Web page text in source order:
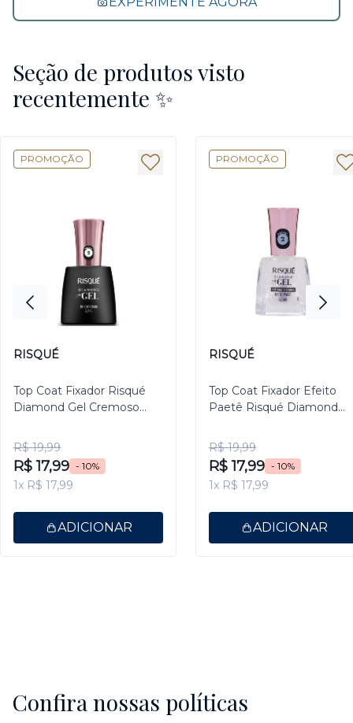
Seção de produtos visto
recentemente ✨
PROMOÇÃO
RISQUÉ
Top Coat Fixador Risqué
Diamond Gel Cremoso
R$ 19,99
R$ 17,99 - 10%
1x R$ 17,99
ADICIONAR
PROMOÇÃO
RISQUÉ
Top Coat Fixador Efeito
Paetê Risqué Diamond
R$ 19,99
R$ 17,99 - 10%
1x R$ 17,99
ADICIONAR
Confira nossas políticas